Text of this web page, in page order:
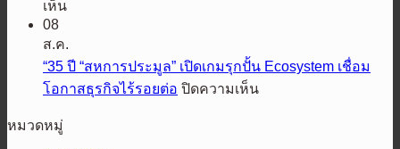
ค
HARLEY
DAYS™
2026
ความ
แกร่ง
เห็นบน
JAECOO
ประกาศ
ทิศทาง
08
ส.ค.
“35 ปี “สหการประมูล” เปิดเกมรุกปั้น Ecosystem เชื่อม
โอกาสธุรกิจไร้รอยต่อ ปิดความเห็นบน
หมวดหมู่